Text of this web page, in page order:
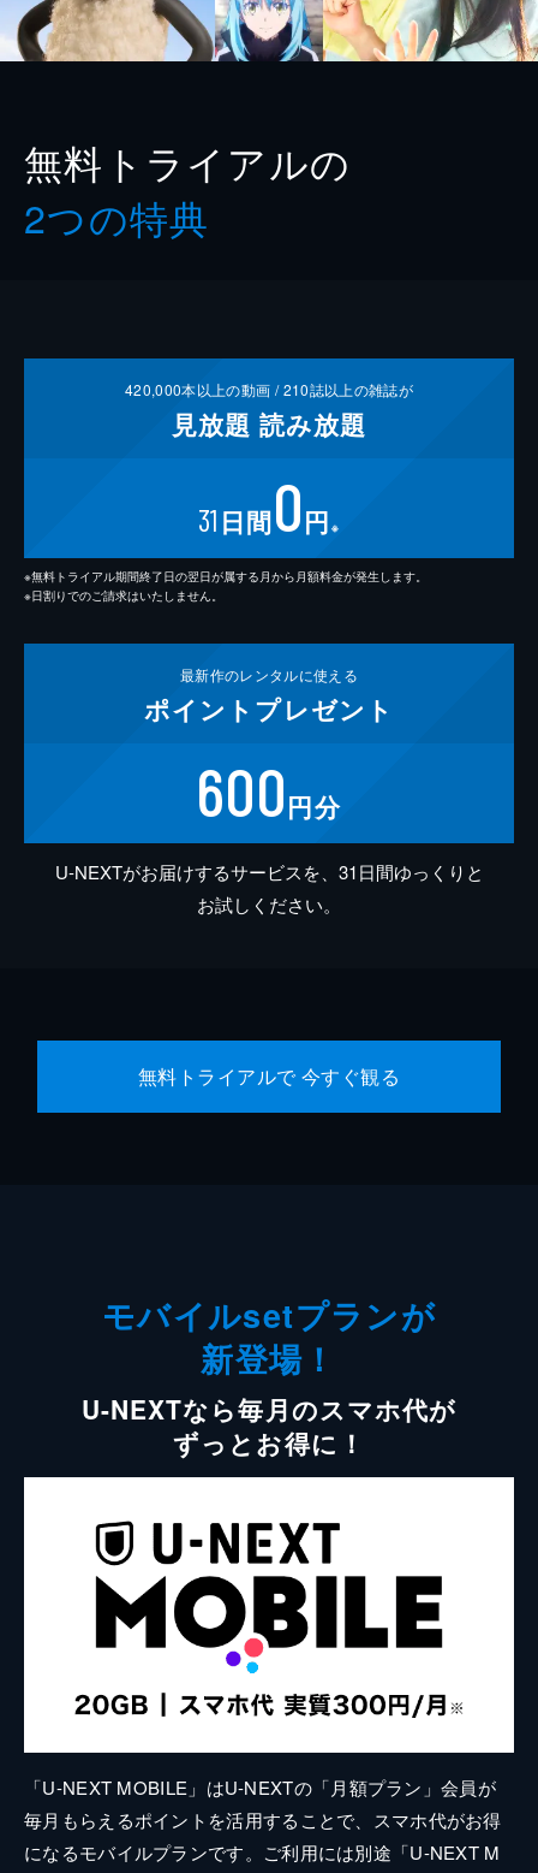
無料トライアルの
2つの特典
420,000本以上の動画 /210誌以上の雑誌が
見放題 読み放題
31 日間0円 ※
※無料トライアル期間終了日の翌日が属する月から月額料金が発生します。
※日割りでのご請求はいたしません。
最新作のレンタルに使える
ポイント プレゼント
600円分
U-NEXTがお届けするサービスを、31日間ゆっくりと
お試しください。
無料トライアルで 今すぐ観る
モバイルsetプランが
新登場！
U-NEXTなら毎月のスマホ代が
ずっとお得に！
「U-NEXT MOBILE」はU-NEXTの「月額プラン」会員が
毎月もらえるポイントを活用することで、スマホ代がお得
になるモバイルプランです。ご利用には別途「U-NEXT M